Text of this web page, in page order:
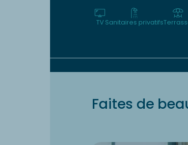
TV Sanitaires privatifs
Faites de